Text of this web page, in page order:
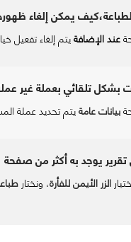
يمكن إلغاء
عند الإضافةيتم إلغاء تفعيل
بشكل تلقائي بعملة غير
بيانات عامةيتم تحديد عملة
يوجد به أكثر من صفحة
الزر الأيمن للفأرة، ونختار